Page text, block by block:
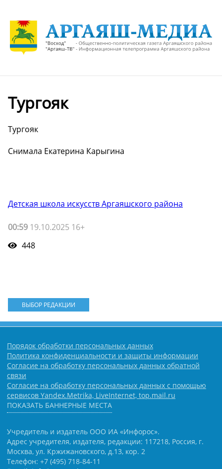
Тургояк
Тургояк
Снимала Екатерина Карыгина
Детская школа искусств Аргаяшского района
00:59 19.10.2025 16+
448
ВЫБОР РЕДАКЦИИ
Порядок обработки персональных данных
Политика конфиденциальности и защиты информации
Согласие на обработку персональных данных обратной
связи
Согласие на обработку персональных данных с помощью
сервисов Yandex.Metrika, LiveInternet, top.mail.ru
ПОКАЗАТЬ БАННЕРНЫЕ МЕСТА
Учредитель и издатель ООО ИА «Инфорос».
Адрес учредителя, издателя, редакции: 117218, Россия, г.
Москва, ул. Кржижановского, д.13, кор. 2
Телефон: +7 (495) 718-84-11